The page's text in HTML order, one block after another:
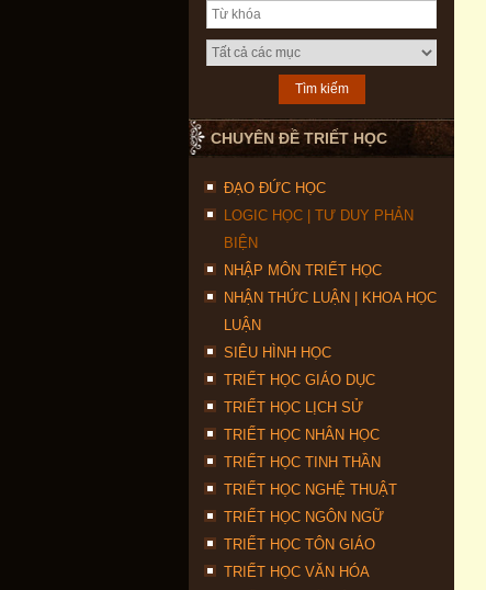
CHUYÊN ĐỀ TRIẾT HỌC
ĐẠO ĐỨC HỌC
LOGIC HỌC | TƯ DUY PHẢN
BIỆN
NHẬP MÔN TRIẾT HỌC
NHẬN THỨC LUẬN | KHOA HỌC
LUẬN
SIÊU HÌNH HỌC
TRIẾT HỌC GIÁO DỤC
TRIẾT HỌC LỊCH SỬ
TRIẾT HỌC NHÂN HỌC
TRIẾT HỌC TINH THẦN
TRIẾT HỌC NGHỆ THUẬT
TRIẾT HỌC NGÔN NGỮ
TRIẾT HỌC TÔN GIÁO
TRIẾT HỌC VĂN HÓA